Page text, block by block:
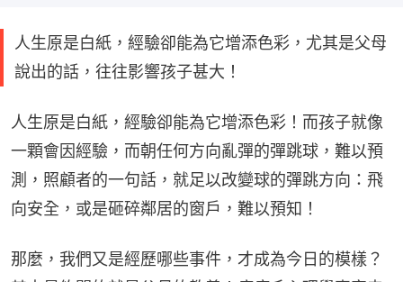
人生原是白紙，經驗卻能為它增添色彩，尤其是父母
說出的話，往往影響孩子甚大！
人生原是白紙，經驗卻能為它增添色彩！而孩子就像
一顆會因經驗，而朝任何方向亂彈的彈跳球，難以預
測，照顧者的一句話，就足以改變球的彈跳方向：飛
向安全，或是砸碎鄰居的窗戶，難以預知！
那麼，我們又是經歷哪些事件，才成為今日的模樣？